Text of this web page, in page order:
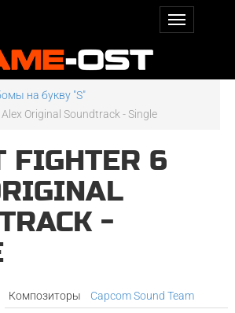
на букву "S"
Original Soundtrack - Single
FIGHTER 6
-
Композиторы
Capcom Sound Team